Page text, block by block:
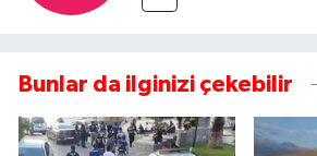
Bunlar da ilginizi çekebilir